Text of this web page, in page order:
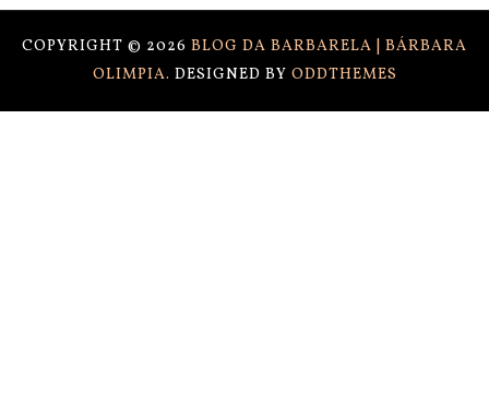
COPYRIGHT © 2026 BLOG DA BARBARELA | BÁRBARA
OLIMPIA. DESIGNED BY ODDTHEMES